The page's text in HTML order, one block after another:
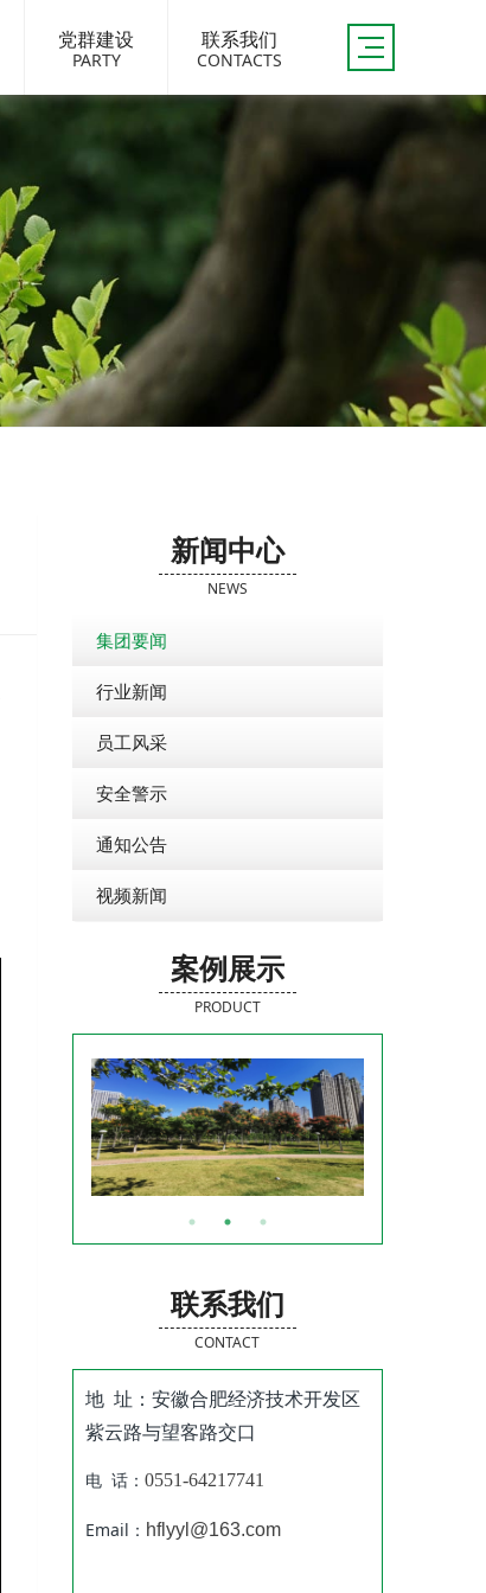
党群建设
PARTY
联系我们
CONTACTS
新闻中心
NEWS
集团要闻
行业新闻
员工风采
安全警示
通知公告
视频新闻
案例展示
PRODUCT
联系我们
CONTACT
地 址：安徽合肥经济技术开发区
紫云路与望客路交口
电 话： 0551-64217741
Email： hflyyl@163.com